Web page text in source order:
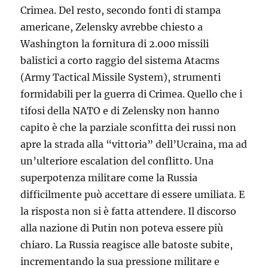
Crimea. Del resto, secondo fonti di stampa
americane, Zelensky avrebbe chiesto a
Washington la fornitura di 2.000 missili
balistici a corto raggio del sistema Atacms
(Army Tactical Missile System), strumenti
formidabili per la guerra di Crimea. Quello che i
tifosi della NATO e di Zelensky non hanno
capito è che la parziale sconfitta dei russi non
apre la strada alla “vittoria” dell’Ucraina, ma ad
un’ulteriore escalation del conflitto. Una
superpotenza militare come la Russia
difficilmente può accettare di essere umiliata. E
la risposta non si è fatta attendere. Il discorso
alla nazione di Putin non poteva essere più
chiaro. La Russia reagisce alle batoste subite,
incrementando la sua pressione militare e